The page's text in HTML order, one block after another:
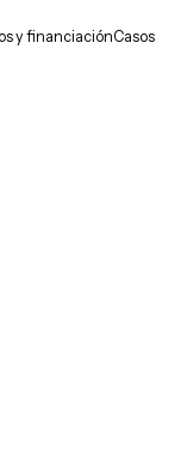
y financiaciónCasos